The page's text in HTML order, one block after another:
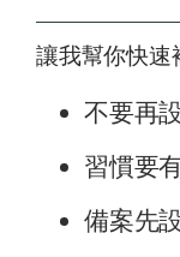
讓我幫你快速
不要再
習慣要
備案先